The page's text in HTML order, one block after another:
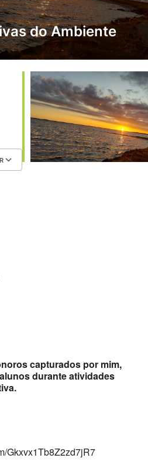
do Ambiente
capturados por mim,
durante atividades
Gkxvx1Tb8Z2zd7jR7